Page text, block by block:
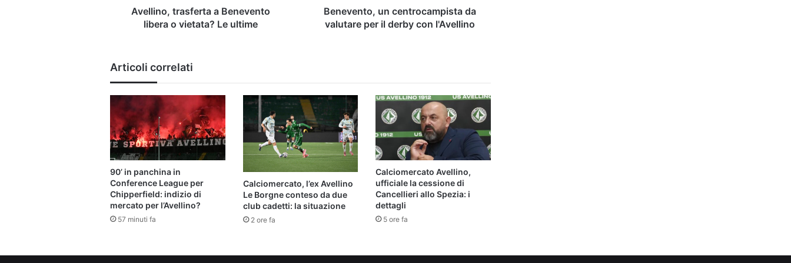
Avellino, trasferta a Benevento
libera o vietata? Le ultime
l'Avellino
Benevento, un centrocampista da
valutare per il derby con l'Avellino
Articoli correlati
90’ in panchina in
Conference League per
Chipperfield: indizio di
mercato per l’Avellino?
57 minuti fa
Calciomercato, l’ex Avellino
Le Borgne conteso da due
club cadetti: la situazione
2 ore fa
Calciomercato Avellino,
ufficiale la cessione di
Cancellieri allo Spezia: i
dettagli
5 ore fa